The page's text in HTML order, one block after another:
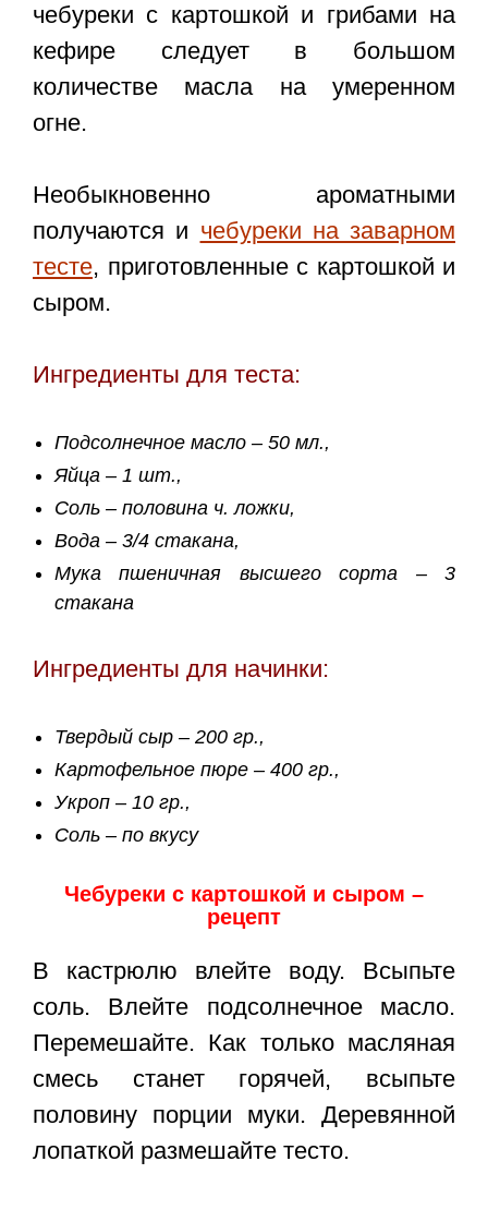
чебуреки с картошкой и грибами на
кефире следует в большом
количестве масла на умеренном
огне.
Необыкновенно ароматными
получаются и чебуреки на заварном
тесте, приготовленные с картошкой и
сыром.
Ингредиенты для теста:
Подсолнечное масло – 50 мл.,
Яйца – 1 шт.,
Соль – половина ч. ложки,
Вода – 3/4 стакана,
Мука пшеничная высшего сорта – 3
стакана
Ингредиенты для начинки:
Твердый сыр – 200 гр.,
Картофельное пюре – 400 гр.,
Укроп – 10 гр.,
Соль – по вкусу
Чебуреки с картошкой и сыром –
рецепт
В кастрюлю влейте воду. Всыпьте
соль. Влейте подсолнечное масло.
Перемешайте. Как только масляная
смесь станет горячей, всыпьте
половину порции муки. Деревянной
лопаткой размешайте тесто.